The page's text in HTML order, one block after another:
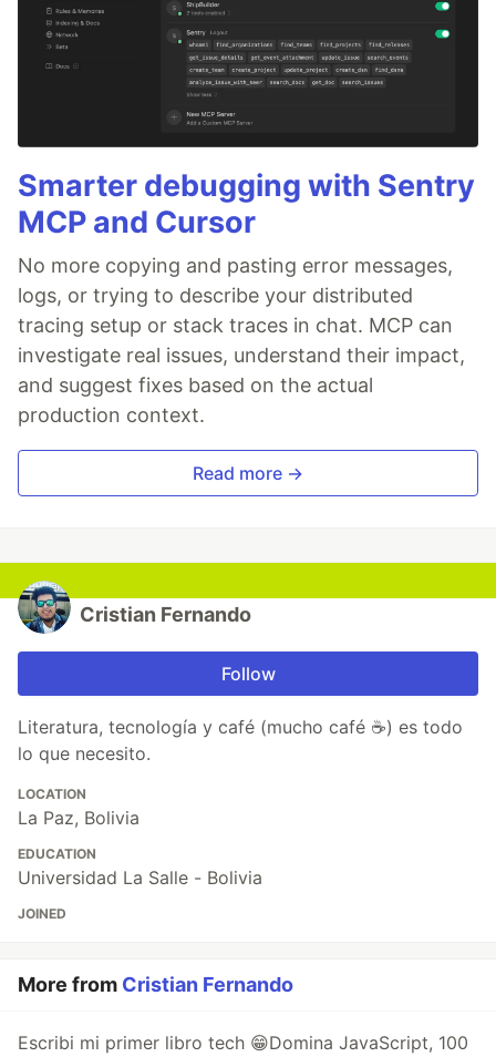
Smarter debugging with Sentry
MCP and Cursor
No more copying and pasting error messages,
logs, or trying to describe your distributed
tracing setup or stack traces in chat. MCP can
investigate real issues, understand their impact,
and suggest fixes based on the actual
production context.
Read more →
Cristian Fernando
Follow
Literatura, tecnología y café (mucho café ☕) es todo
lo que necesito.
LOCATION
La Paz, Bolivia
EDUCATION
Universidad La Salle - Bolivia
JOINED
More from Cristian Fernando
Escribi mi primer libro tech 😁Domina JavaScript, 100